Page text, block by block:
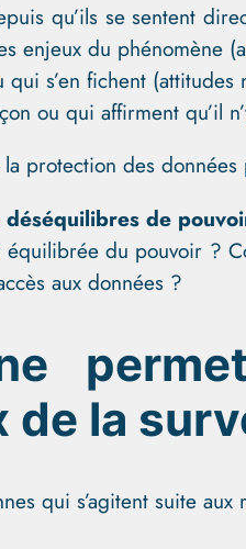
qu’ils se sentent
enjeux du phénomène
s’en fichent
ou qui affirment qu’il
protection des données
de
du pouvoir ?
aux données ?
la
qui s’agitent suite